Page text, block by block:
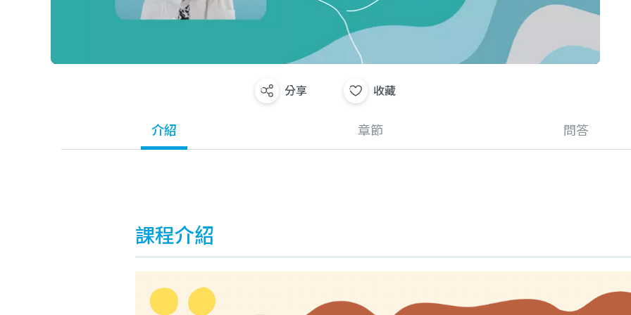
分享 收藏
介紹 章節 問答
課程介紹